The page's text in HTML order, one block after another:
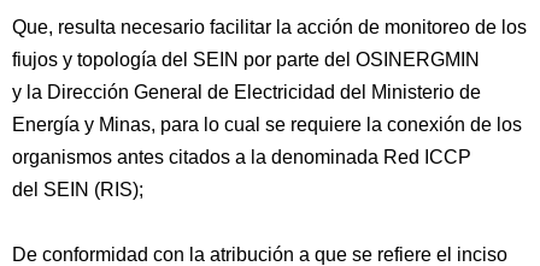
Que, resulta necesario facilitar la acción de monitoreo de los
fiujos y topología del SEIN por parte del OSINERGMIN
y la Dirección General de Electricidad del Ministerio de
Energía y Minas, para lo cual se requiere la conexión de los
organismos antes citados a la denominada Red ICCP
del SEIN (RIS);
De conformidad con la atribución a que se refiere el inciso